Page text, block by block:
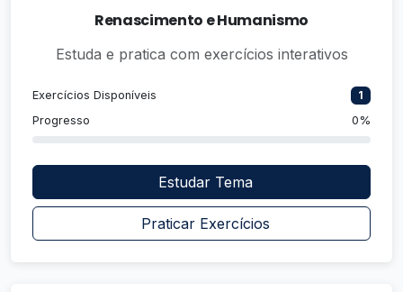
Renascimento e Humanismo
Estuda e pratica com exercícios interativos
Exercícios Disponíveis
1
Progresso
0%
Estudar Tema
Praticar Exercícios